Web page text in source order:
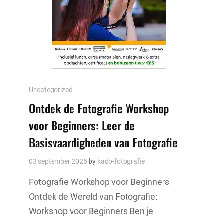
Cat
Links
Uncategorized
Ontdek de Fotografie Workshop
voor Beginners: Leer de
Basisvaardigheden van Fotografie
03 september 2025 by kado-fotografie
Fotografie Workshop voor Beginners
Ontdek de Wereld van Fotografie:
Workshop voor Beginners Ben je